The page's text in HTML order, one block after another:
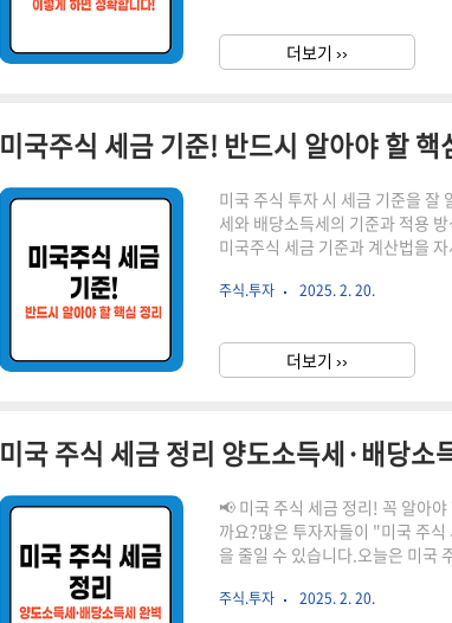
계산법 미국 주식을 매매하여 차
분에 대해 22% 세율 적용📌 양도
더보기 ››
미국주식 세금 기준! 반드시 알아야 할 핵
미국 주식 투자 시 세금 기준을 잘
세와 배당소득세의 기준과 적용
미국주식 세금 기준과 계산법을
니다! ▼ ✅ 미국주식 세금 기준 한눈에 보기미국 주식에서 발생하는 소득은 크게 양도소득세
미국 주식을 매도하여 차익이 발
해 22% 세율 적용📅 양도소득세
주식.투자 2025. 2. 20.
더보기 ››
미국 주식 세금 정리 양도소득세·배당소
📢 미국 주식 세금 정리! 꼭 알아
까요?많은 투자자들이 "미국 주
을 줄일 수 있습니다.오늘은 미국
보는 아래에서 계속 이어집니다! ▼ ✅ 미국 주식 세금 종류미국 주식에서 발생하는 소득에는
주식.투자 2025. 2. 20.